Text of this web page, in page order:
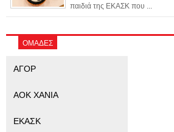
παιδιά της ΕΚΑΣΚ που ...
ΟΜΑΔΕΣ
ΑΓΟΡ
ΑΟΚ ΧΑΝΙΑ
ΕΚΑΣΚ